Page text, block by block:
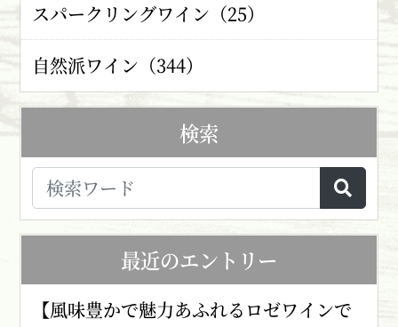
スパークリングワイン（25）
自然派ワイン（344）
検索
最近のエントリー
【風味豊かで魅力あふれるロゼワインで